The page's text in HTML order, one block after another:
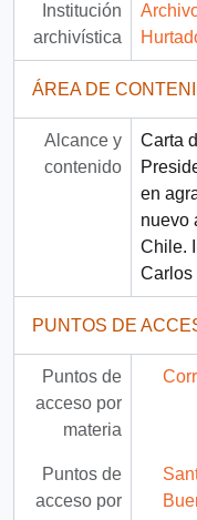
Institución
archivística
ÁREA DE
Alcance y
contenido
Carta
en
nuevo
Chile.
Carlos
PUNTOS DE
Puntos de
acceso por
materia
Puntos de
acceso por